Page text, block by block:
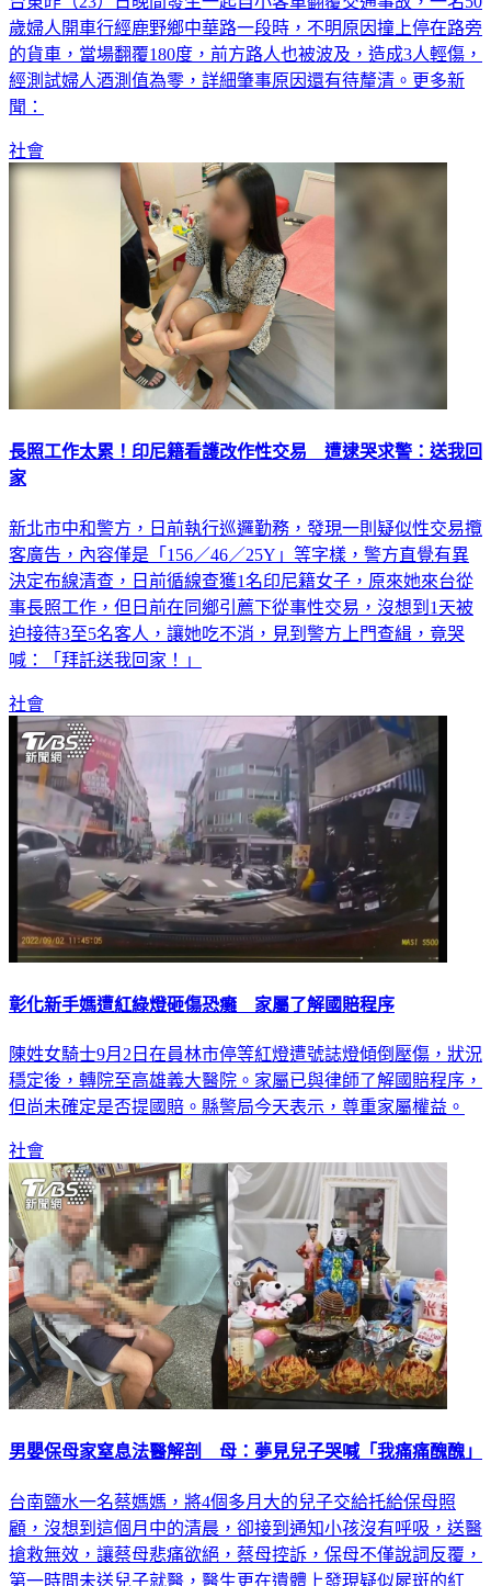
歲婦人開車行經鹿野鄉中華路一段時，不明原因撞上停在路旁
的貨車，當場翻覆180度，前方路人也被波及，造成3人輕傷，
經測試婦人酒測值為零，詳細肇事原因還有待釐清。更多新
聞：
社會
長照工作太累！印尼籍看護改作性交易 遭逮哭求警：送我回
家
新北市中和警方，日前執行巡邏勤務，發現一則疑似性交易攬
客廣告，內容僅是「156／46／25Y」等字樣，警方直覺有異
決定布線清查，日前循線查獲1名印尼籍女子，原來她來台從
事長照工作，但日前在同鄉引薦下從事性交易，沒想到1天被
迫接待3至5名客人，讓她吃不消，見到警方上門查緝，竟哭
喊：「拜託送我回家！」
社會
彰化新手媽遭紅綠燈砸傷恐癱 家屬了解國賠程序
陳姓女騎士9月2日在員林市停等紅燈遭號誌燈傾倒壓傷，狀況
穩定後，轉院至高雄義大醫院。家屬已與律師了解國賠程序，
但尚未確定是否提國賠。縣警局今天表示，尊重家屬權益。
社會
男嬰保母家窒息法醫解剖 母：夢見兒子哭喊「我痛痛醜醜」
台南鹽水一名蔡媽媽，將4個多月大的兒子交給托給保母照
顧，沒想到這個月中的清晨，卻接到通知小孩沒有呼吸，送醫
搶救無效，讓蔡母悲痛欲絕，蔡母控訴，保母不僅說詞反覆，
第一時間未送兒子就醫，醫生更在遺體上發現疑似屍斑的紅